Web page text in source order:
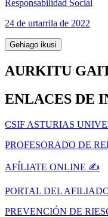
Responsabilidad Social
24 de urtarrila de 2022
Gehiago ikusi
AURKITU
ENLACES DE
CSIF ASTURIAS
PROFESORADO DE
AFÍLIATE ONLINE ✍️
PORTAL DEL
PREVENCIÓN DE